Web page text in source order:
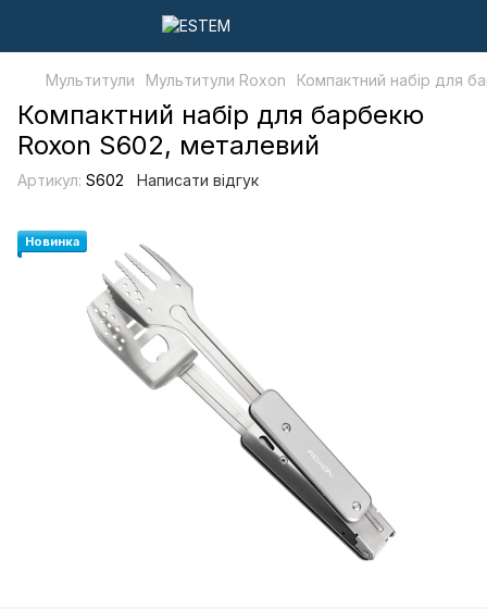
Мультитули Мультитули Roxon Компактний набір для
Компактний набір для барбекю
Roxon S602, металевий
Артикул: S602 Написати відгук
Новинка